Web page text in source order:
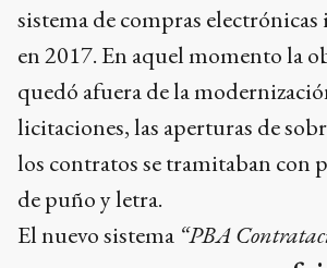
sistema de compras
en 2017. En aquel momento la
quedó afuera de la
licitaciones, las aperturas de
los contratos se tramitaban con
de puño y letra.
El nuevo sistema “PBA